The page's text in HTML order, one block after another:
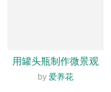
用罐头瓶制作微景观
by 爱养花